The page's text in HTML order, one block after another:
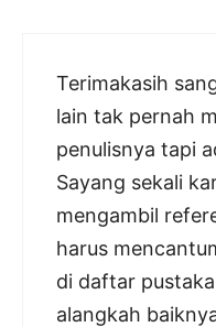
Terimakasih
lain tak pernah
penulisnya tapi
Sayang sekali
mengambil
harus
di daftar
alangkah